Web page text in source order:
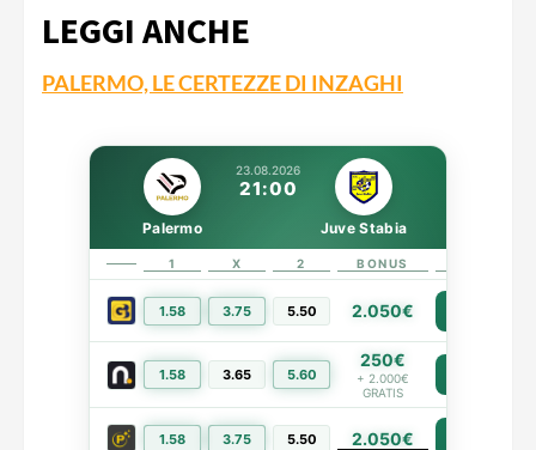
LEGGI ANCHE
PALERMO, LE CERTEZZE DI INZAGHI
23.08.2026
21:00
Palermo Juve Stabia
1 X 2 BONUS
1.58 3.75 5.50 2.050€
1.58 3.65 5.60
250€
+ 2.000€
GRATIS
1.58 3.75 5.50 2.050€